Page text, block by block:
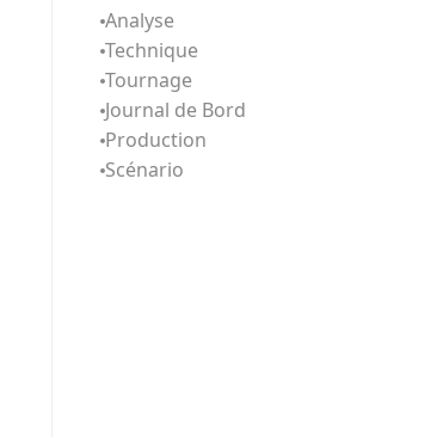
Analyse
Technique
Tournage
Journal de Bord
Production
Scénario